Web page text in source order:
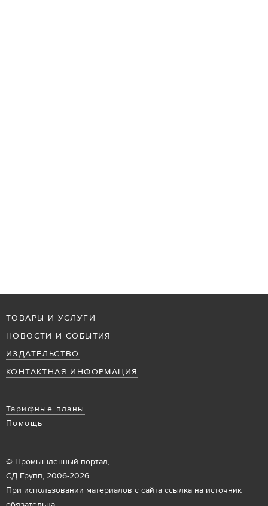
ТОВАРЫ И УСЛУГИ
НОВОСТИ И СОБЫТИЯ
ИЗДАТЕЛЬСТВО
КОНТАКТНАЯ ИНФОРМАЦИЯ
Тарифные планы
Помощь
© Промышленный портал,
СД Групп, 2006-2026.
При использовании материалов с сайта ссылка на источник